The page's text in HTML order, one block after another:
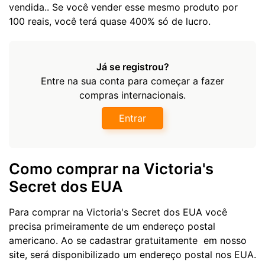
vendida.. Se você vender esse mesmo produto por
100 reais, você terá quase 400% só de lucro.
Já se registrou?
Entre na sua conta para começar a fazer
compras internacionais.
Entrar
Como comprar na Victoria's
Secret dos EUA
Para comprar na Victoria's Secret dos EUA você
precisa primeiramente de um endereço postal
americano. Ao se cadastrar gratuitamente em nosso
site, será disponibilizado um endereço postal nos EUA.